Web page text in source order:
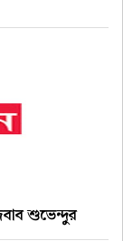
শুভেন্দুর